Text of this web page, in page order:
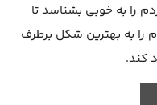
را به خوبی بشناسد تا
را به بهترین شکل برطرف
کند.